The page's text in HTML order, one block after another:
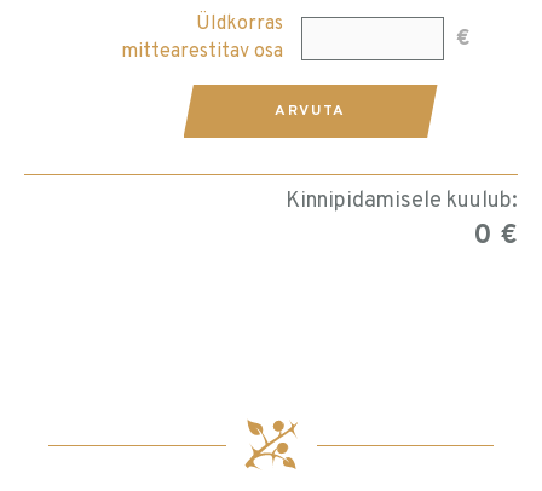
Üldkorras
mittearestitav osa
€
ARVUTA
Kinnipidamisele kuulub:
0 €